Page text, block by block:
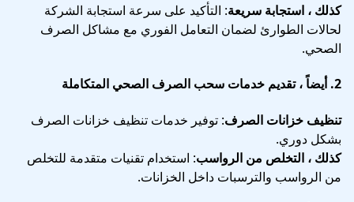
كذلك ، استجابة سريعة: التأكيد على سرعة استجابة الشركة
لحالات الطوارئ لضمان التعامل الفوري مع مشاكل الصرف
الصحي.
2. أيضاً ، تقديم خدمات سحب الصرف الصحي المتكاملة
تنظيف خزانات الصرف: توفير خدمات تنظيف خزانات الصرف
بشكل دوري.
كذلك ، التخلص من الرواسب: استخدام تقنيات متقدمة للتخلص
من الرواسب والترسبات داخل الخزانات.